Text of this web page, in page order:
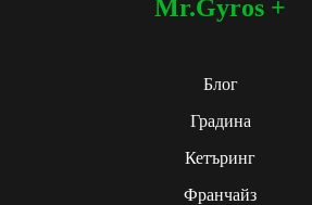
Mr.Gyros +
Блог
Градина
Кетъринг
Франчайз